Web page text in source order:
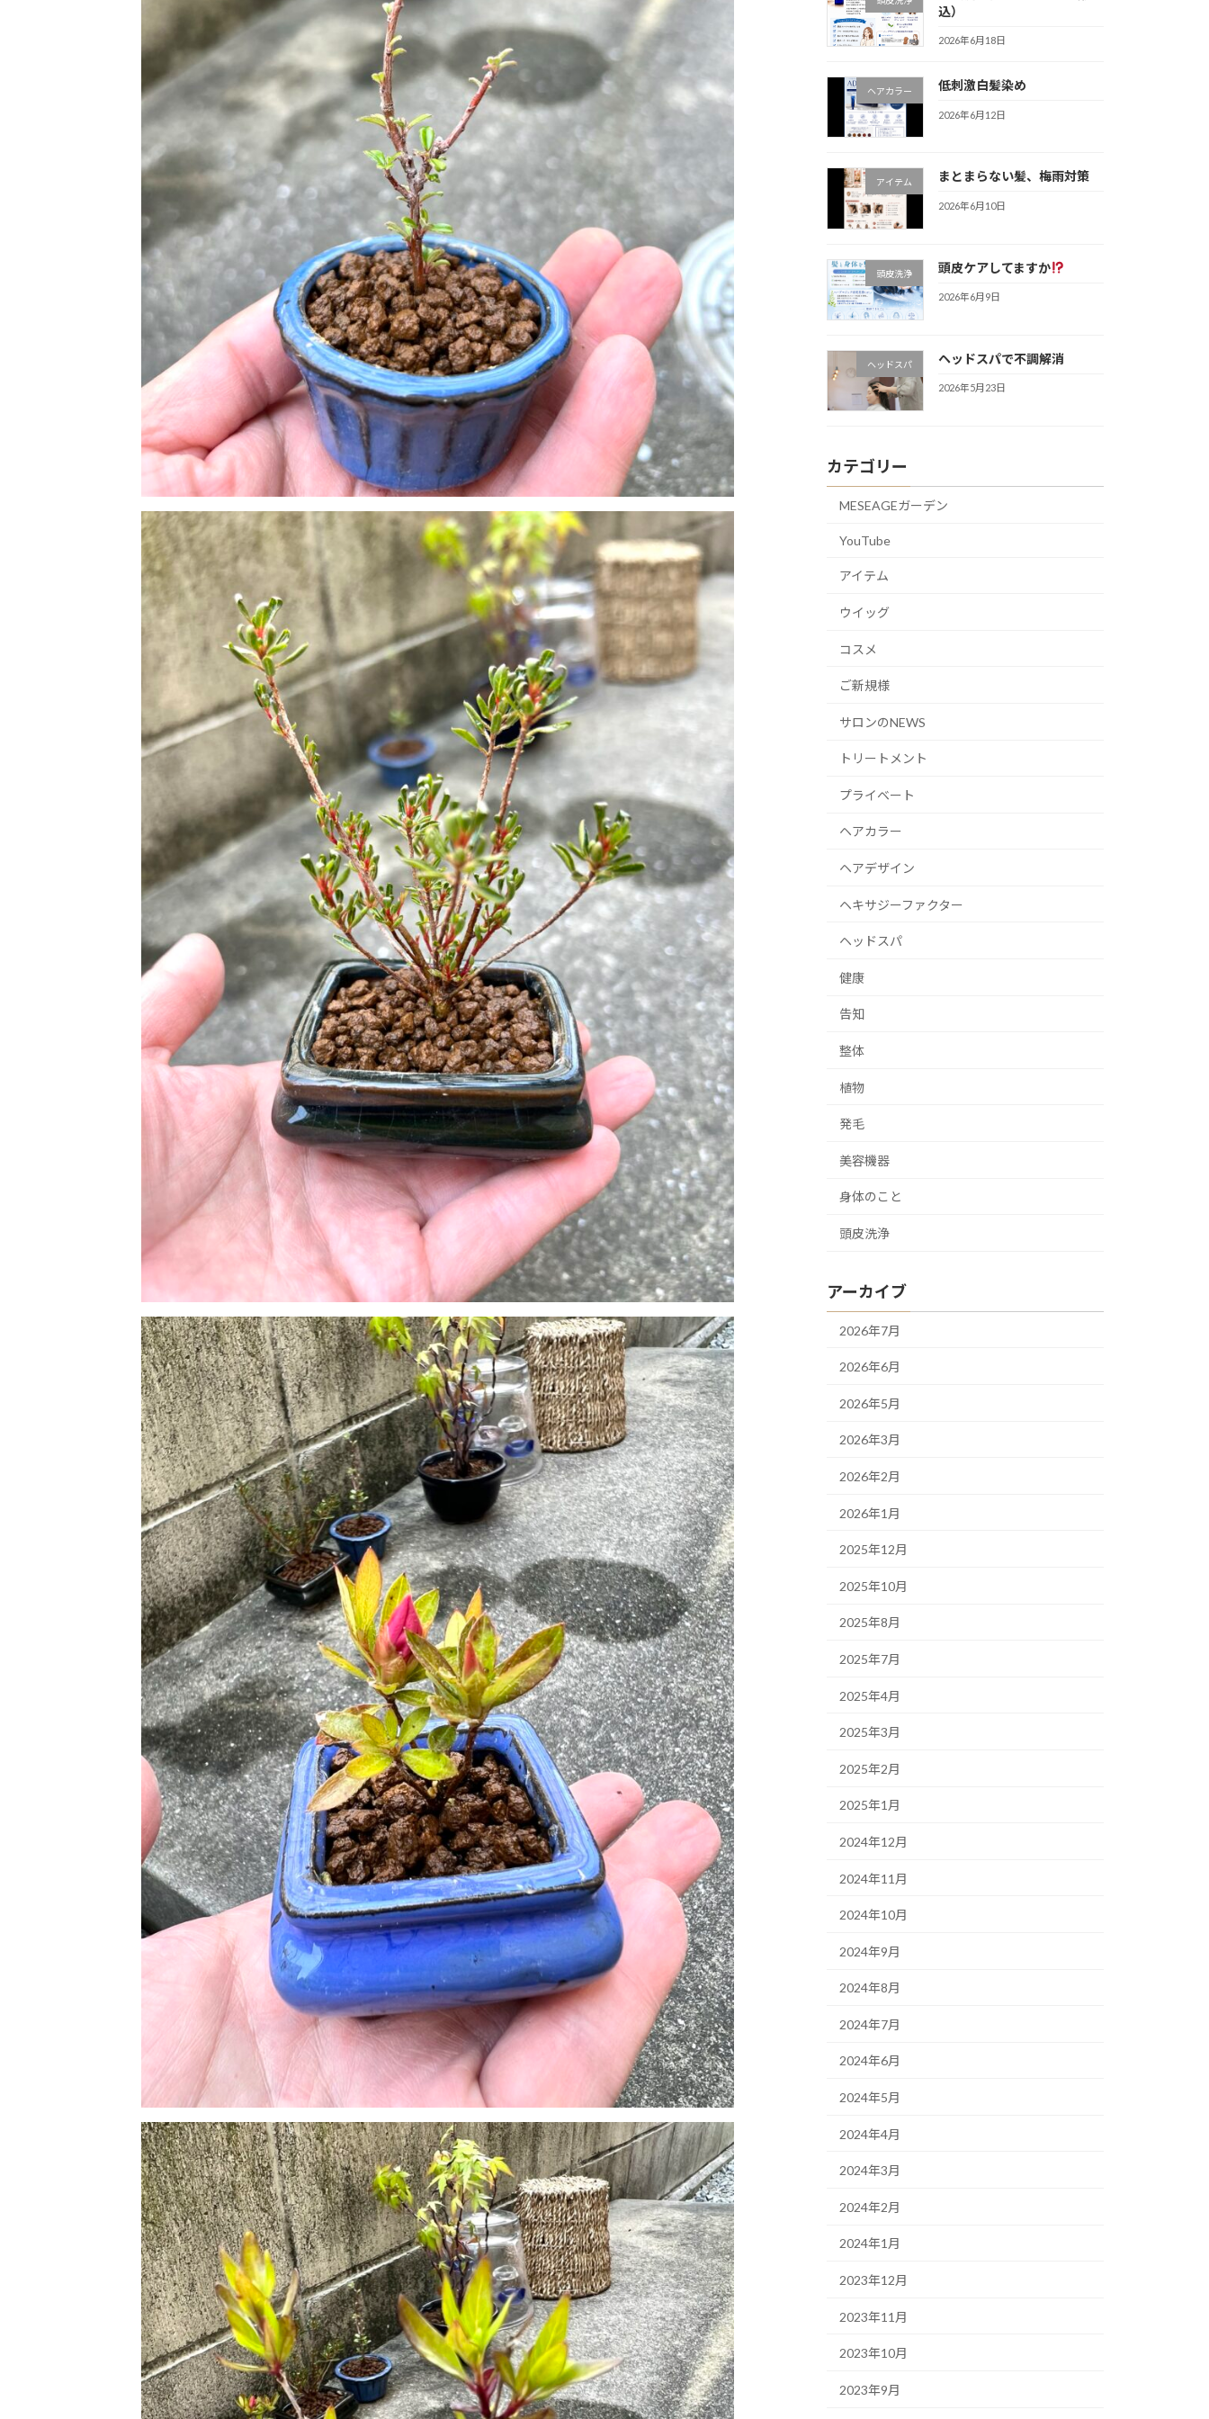
込）
2026年6月18日
ヘアカラー 低刺激白髪染め
2026年6月12日
アイテム まとまらない髪、梅雨対策
2026年6月10日
頭皮洗浄 頭皮ケアしてますか
2026年6月9日
ヘッドスパ ヘッドスパで不調解消
2026年5月23日
カテゴリー
MESEAGEガーデン
YouTube
アイテム
ウイッグ
コスメ
ご新規様
サロンのNEWS
トリートメント
プライベート
ヘアカラー
ヘアデザイン
ヘキサジーファクター
ヘッドスパ
健康
告知
整体
植物
発毛
美容機器
身体のこと
頭皮洗浄
アーカイブ
2026年7月
2026年6月
2026年5月
2026年3月
2026年2月
2026年1月
2025年12月
2025年10月
2025年8月
2025年7月
2025年4月
2025年3月
2025年2月
2025年1月
2024年12月
2024年11月
2024年10月
2024年9月
2024年8月
2024年7月
2024年6月
2024年5月
2024年4月
2024年3月
2024年2月
2024年1月
2023年12月
2023年11月
2023年10月
2023年9月